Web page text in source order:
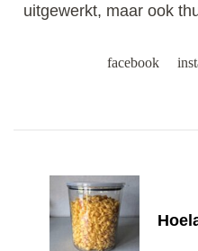
uitgewerkt, maar ook
facebook
Navigation